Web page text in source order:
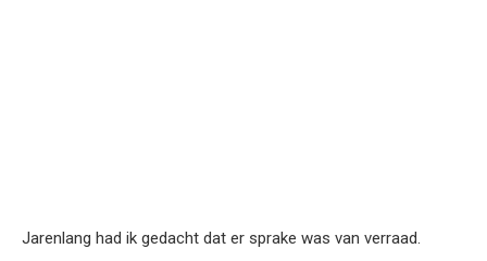
Jarenlang had ik gedacht dat er sprake was van verraad.